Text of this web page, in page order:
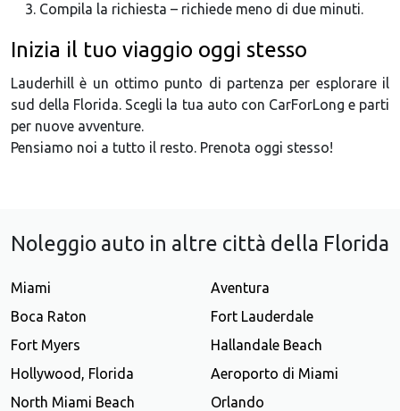
Compila la richiesta – richiede meno di due minuti.
Inizia il tuo viaggio oggi stesso
Lauderhill è un ottimo punto di partenza per esplorare il
sud della Florida. Scegli la tua auto con CarForLong e parti
per nuove avventure.
Pensiamo noi a tutto il resto. Prenota oggi stesso!
Noleggio auto in altre città della Florida
Miami
Aventura
Boca Raton
Fort Lauderdale
Fort Myers
Hallandale Beach
Hollywood, Florida
Aeroporto di Miami
North Miami Beach
Orlando